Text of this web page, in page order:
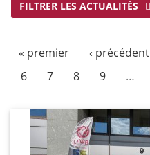
FILTRER LES ACTUALITÉS
« premier ‹ précédent
6
7 8 9 …